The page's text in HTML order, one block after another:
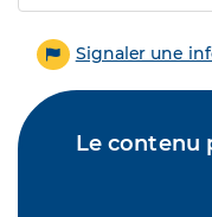
Signaler une
Le contenu